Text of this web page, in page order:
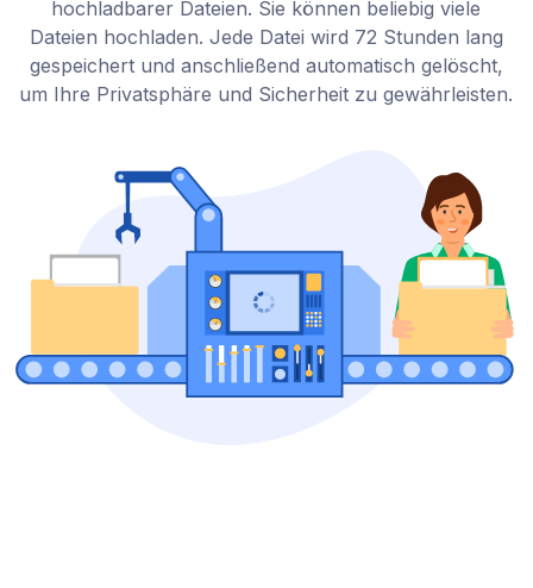
hochladbarer Dateien. Sie können beliebig viele
Dateien hochladen. Jede Datei wird 72 Stunden lang
gespeichert und anschließend automatisch gelöscht,
um Ihre Privatsphäre und Sicherheit zu gewährleisten.